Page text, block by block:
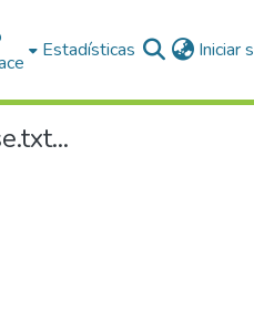
Estadísticas Iniciar